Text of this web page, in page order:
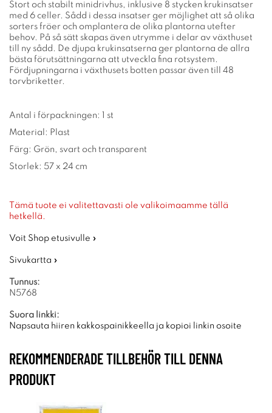
Stort och stabilt minidrivhus, inklusive 8 stycken krukinsatser
med 6 celler. Sådd i dessa insatser ger möjlighet att så olika
sorters fröer och omplantera de olika plantorna utefter
behov. På så sätt skapas även utrymme i delar av växthuset
till ny sådd. De djupa krukinsatserna ger plantorna de allra
bästa förutsättningarna att utveckla fina rotsystem.
Fördjupningarna i växthusets botten passar även till 48
torvbriketter.
Antal i förpackningen: 1 st
Material: Plast
Färg: Grön, svart och transparent
Storlek: 57 x 24 cm
Tämä tuote ei valitettavasti ole valikoimaamme tällä
hetkellä.
Voit Shop etusivulle »
Sivukartta »
Tunnus:
N5768
Suora linkki:
Napsauta hiiren kakkospainikkeella ja kopioi linkin osoite
REKOMMENDERADE TILLBEHÖR TILL DENNA
PRODUKT